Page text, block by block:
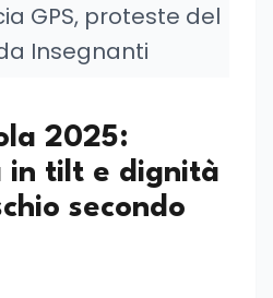
GPS, proteste del
Insegnanti
2025:
tilt e dignità
secondo